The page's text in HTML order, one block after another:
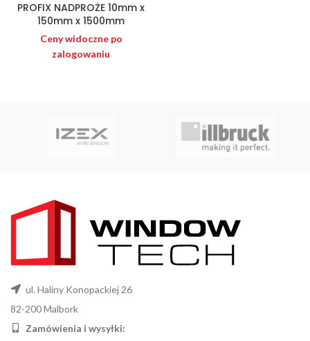
PROFIX NADPROŻE 10mm x
150mm x 1500mm
Ceny widoczne po
zalogowaniu
ul. Haliny Konopackiej 26
82-200 Malbork
Zamówienia i wysyłki: